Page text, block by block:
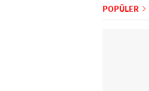
POPÜLER